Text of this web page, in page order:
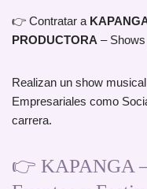
👉 Contratar a
PRODUCTORA –
Realizan un show
Empresariales como
carrera.
👉 KAPANGA